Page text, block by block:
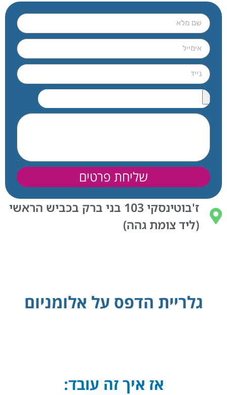
שליחת פרטים
ז'בוטינסקי 103 בני ברק בכביש הראשי
(ליד צומת גהה)
גלריית הדפס על אלומניום
אז איך זה עובד: